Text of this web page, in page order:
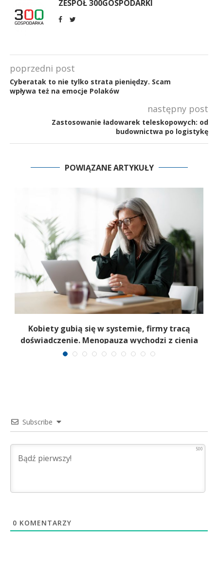
ZESPÓŁ 300GOSPODARKI
poprzedni post
Cyberatak to nie tylko strata pieniędzy. Scam
wpływa też na emocje Polaków
następny post
Zastosowanie ładowarek teleskopowych: od
budownictwa po logistykę
POWIĄZANE ARTYKUŁY
Kobiety gubią się w systemie, firmy tracą
doświadczenie. Menopauza wychodzi z cienia
Subscribe
500
0 KOMENTARZY